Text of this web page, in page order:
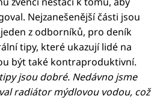
Nejzanešenější části jsou
z odborníků, pro deník
tipy, které ukazují lidé na
být také kontraproduktivní.
jsou dobré. Nedávno jsme
radiátor mýdlovou vodou, což